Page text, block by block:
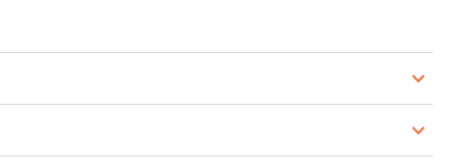
pilates e yoga e possui mestrado em Dança e Educação.
como performer, coreógrafa, professora e cientista